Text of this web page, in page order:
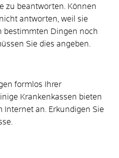
zu beantworten. Können
antworten, weil sie
bestimmten Dingen noch
Sie dies angeben.
formlos Ihrer
Krankenkassen bieten
an. Erkundigen Sie